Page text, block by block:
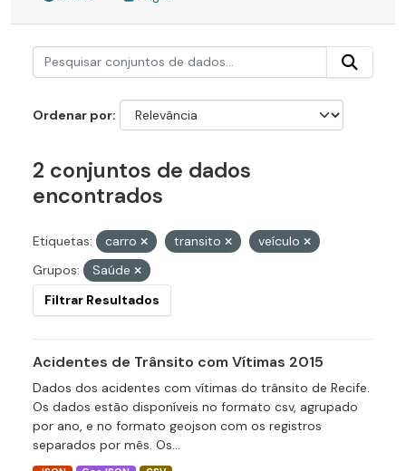
Ordenar por
2 conjuntos de dados
encontrados
Etiquetas: carro transito
veículo
Grupos:
Saúde
Filtrar Resultados
Acidentes de Trânsito com Vítimas 2015
Dados dos acidentes com vítimas do trânsito de Recife.
Os dados estão disponíveis no formato csv, agrupado
por ano, e no formato geojson com os registros
separados por mês. Os...